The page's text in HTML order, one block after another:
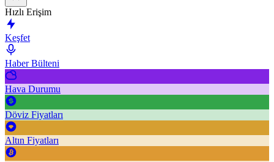
Hızlı Erişim
Keşfet
Haber Bülteni
Hava Durumu
Döviz Fiyatları
Altın Fiyatları